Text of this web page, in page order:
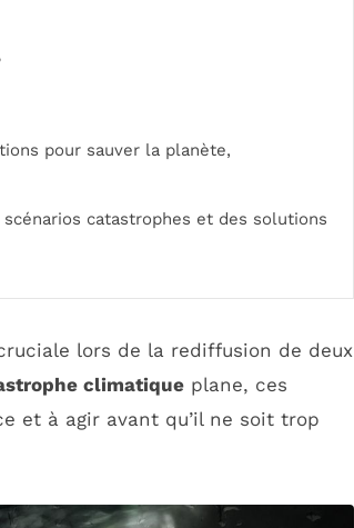
pour sauver la planète,
catastrophes et des solutions
lors de la rediffusion de deux
climatique plane, ces
et à agir avant qu’il ne soit trop